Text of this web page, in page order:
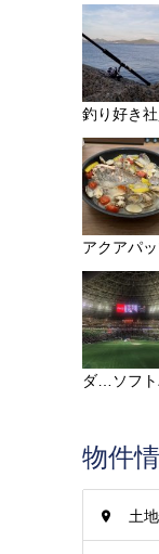
釣り好き
アクアパ
ダ…ソフ
物件
土